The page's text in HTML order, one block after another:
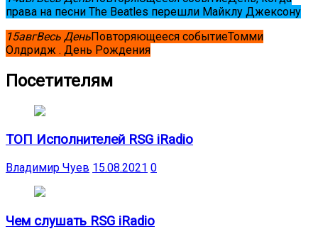
права на песни The Beatles перешли Майклу Джексону
15авгВесь ДеньПовторяющееся событиеТомми
Олдридж . День Рождения
Посетителям
ТОП Исполнителей RSG iRadio
Владимир Чуев 15.08.2021 0
Чем слушать RSG iRadio